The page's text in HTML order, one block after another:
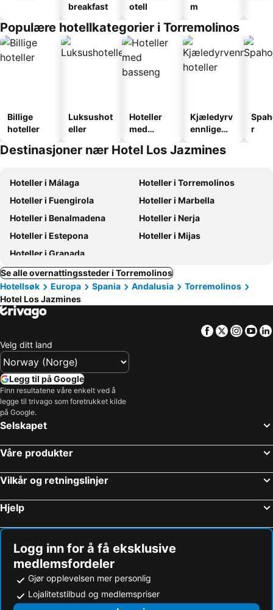
breakfast
otell
m
Populære hotellkategorier i Torremolinos
Billige
hoteller
Luksushot
eller
Hoteller
med
Kjæledyrv
ennlige
r
Destinasjoner nær Hotel Los Jazmines
Hoteller i Málaga
Hoteller i Torremolinos
Hoteller i Fuengirola
Hoteller i Marbella
Hoteller i Benalmadena
Hoteller i Nerja
Hoteller i Estepona
Hoteller i Mijas
Hoteller i Granada
Se alle overnattingssteder i Torremolinos
Hotellsøk
Europa Spania Andalusia
Torremolinos
Hotel Los Jazmines
Facebook
Twitter
Velg ditt land
Legg til på Google
Finn resultatene våre enkelt ved å
legge til trivago som foretrukket kilde
på Google.
Selskapet
Våre produkter
Vilkår og retningslinjer
Hjelp
Logg inn for å få eksklusive
medlemsfordeler
Gjør opplevelsen mer personlig
Lojalitetstilbud og medlemspriser